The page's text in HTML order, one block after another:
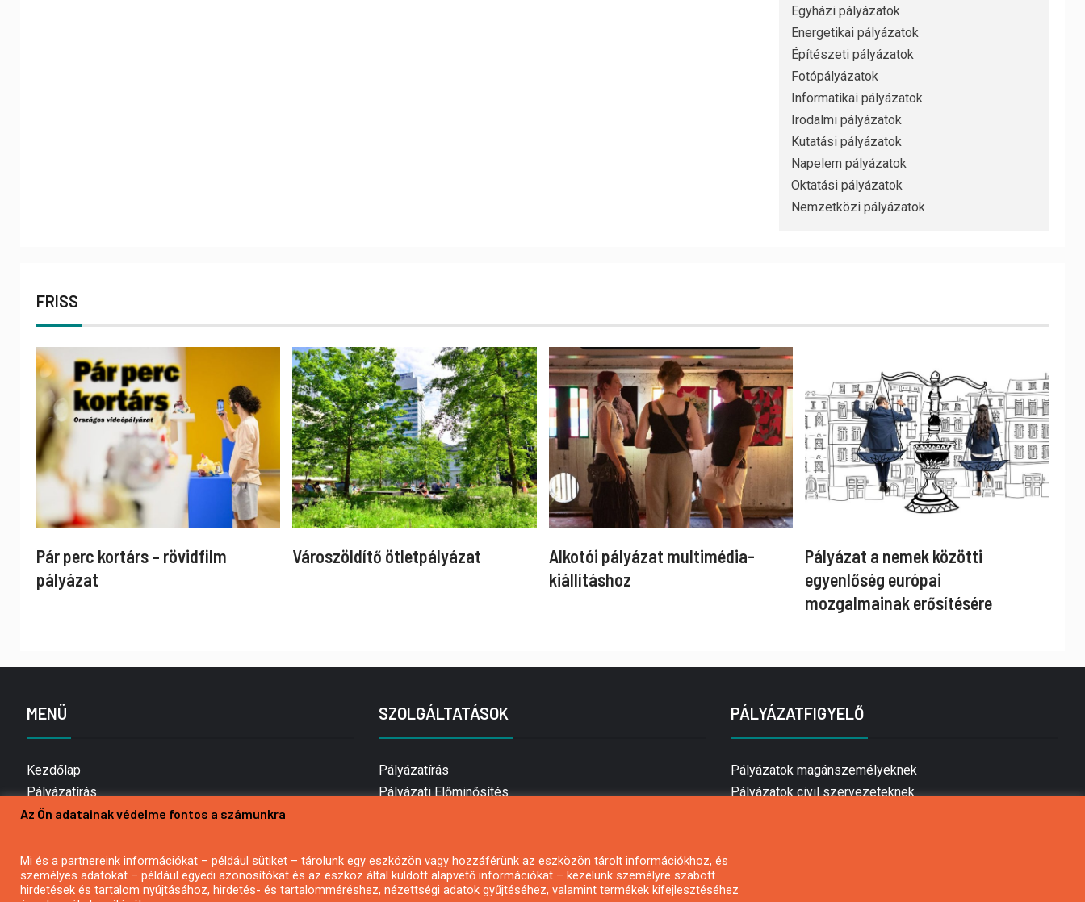
Egyházi pályázatok
Energetikai pályázatok
Építészeti pályázatok
Fotópályázatok
Informatikai pályázatok
Irodalmi pályázatok
Kutatási pályázatok
Napelem pályázatok
Oktatási pályázatok
Nemzetközi pályázatok
FRISS
Pár perc kortárs – rövidfilm
pályázat
Városzöldítő ötletpályázat
Alkotói pályázat multimédia-
kiállításhoz
Pályázat a nemek közötti
egyenlőség európai
mozgalmainak erősítésére
MENÜ
Kezdőlap
Pályázatírás
Bemutatkozás
Hírlevél feliratkozás
Impresszum
SZOLGÁLTATÁSOK
Pályázatírás
Pályázati Előminősítés
Mezőgazdasági pályázatírás
Pályázatírás magánszemélyeknek
PÁLYÁZATFIGYELŐ
Pályázatok magánszemélyeknek
Pályázatok civil szervezeteknek
Az Ön adatainak védelme fontos a számunkra
Mi és a partnereink információkat – például sütiket – tárolunk egy eszközön vagy hozzáférünk az eszközön tárolt információkhoz, és
személyes adatokat – például egyedi azonosítókat és az eszköz által küldött alapvető információkat – kezelünk személyre szabott
hirdetések és tartalom nyújtásához, hirdetés- és tartalomméréshez, nézettségi adatok gyűjtéséhez, valamint termékek kifejlesztéséhez